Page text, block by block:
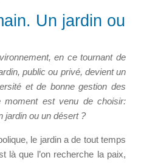
Un jardin ou
en ce tournant de
public ou privé, devient un
et de bonne gestion des
est venu de choisir:
jardin ou un désert ?
le jardin a de tout temps
là que l’on recherche la paix,